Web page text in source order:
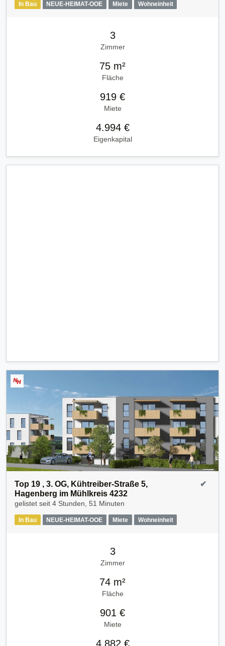
In Bau NEUE-HEIMAT-OOE Miete Wohneinheit
3
Zimmer
75 m²
Fläche
919 €
Miete
4.994 €
Eigenkapital
Top 19 , 3. OG, Kühtreiber-Straße 5,
Hagenberg im Mühlkreis 4232
gelistet seit 4 Stunden, 51 Minuten
In Bau NEUE-HEIMAT-OOE Miete Wohneinheit
✔
3
Zimmer
74 m²
Fläche
901 €
Miete
4.882 €